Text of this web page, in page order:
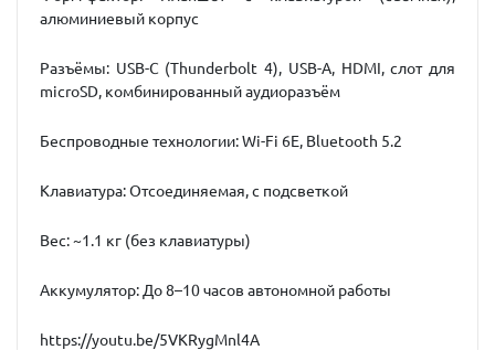
алюминиевый корпус
Разъёмы: USB-C (Thunderbolt 4), USB-A, HDMI, слот для
microSD, комбинированный аудиоразъём
Беспроводные технологии: Wi-Fi 6E, Bluetooth 5.2
Клавиатура: Отсоединяемая, с подсветкой
Вес: ~1.1 кг (без клавиатуры)
Аккумулятор: До 8–10 часов автономной работы
https://youtu.be/5VKRygMnl4A